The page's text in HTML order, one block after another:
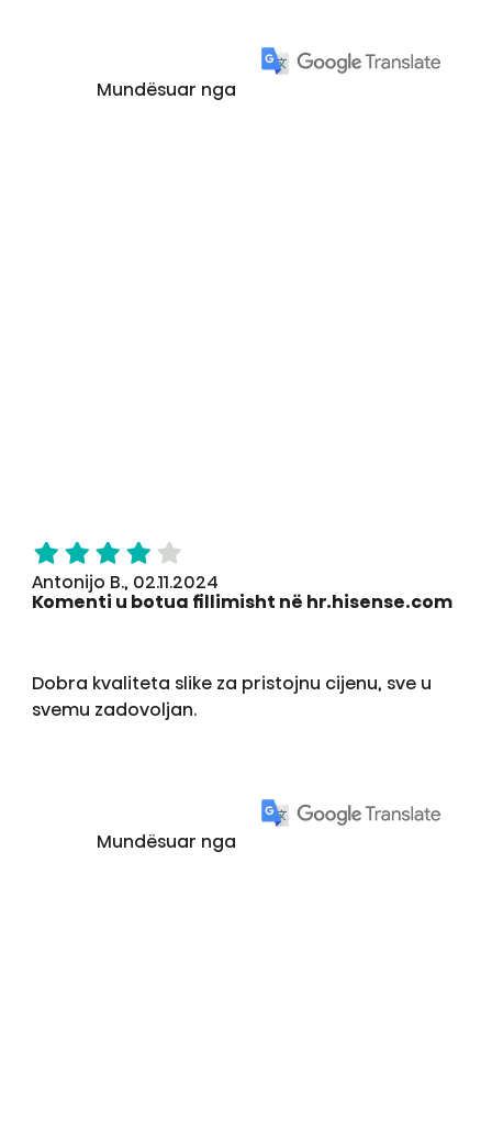
Mundësuar nga
Antonijo B., 02.11.2024
Komenti u botua fillimisht në hr.hisense.com
Dobra kvaliteta slike za pristojnu cijenu, sve u
svemu zadovoljan.
Mundësuar nga